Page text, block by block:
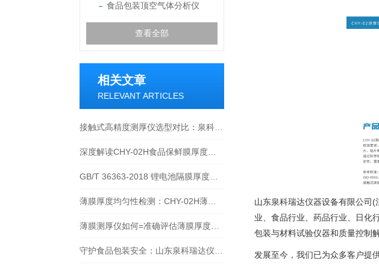
食品包装顶空气体分析仪
查看全部
相关文章
RELEVANT ARTICLES
山东泉科瑞达仪器设备有限公司
业、食品行业、药品行业、日化
包装与材料试验仪器和质量控制
发展至今，我们已为众多客户提